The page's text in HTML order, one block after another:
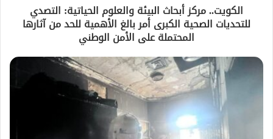
الكويت.. مركز أبحاث البيئة والعلوم الحياتية: التصدي
للتحديات الصحية الكبرى أمر بالغ الأهمية للحد من آثارها
المحتملة على الأمن الوطني